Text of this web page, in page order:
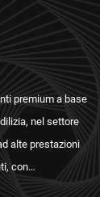
premium a base
nel settore
alte prestazioni
con